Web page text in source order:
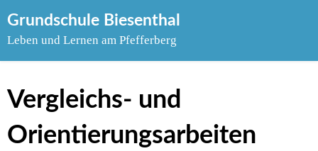
to
Grundschule Biesenthal
Leben und Lernen am Pfefferberg
Vergleichs- und
Orientierungsarbeiten